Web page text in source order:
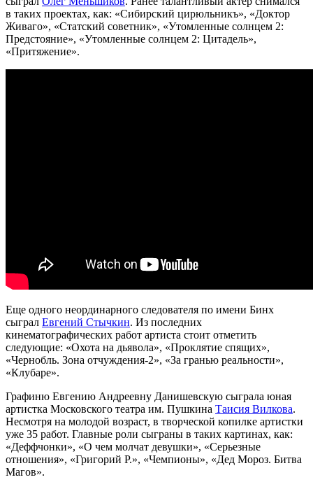
в таких проектах, как: «Сибирский цирюльникъ», «Доктор
Живаго», «Статский советник», «Утомленные солнцем 2:
Предстояние», «Утомленные солнцем 2: Цитадель»,
«Притяжение».
Еще одного неординарного следователя по имени Бинх
сыграл Евгений Стычкин. Из последних
кинематографических работ артиста стоит отметить
следующие: «Охота на дьявола», «Проклятие спящих»,
«Чернобль. Зона отчуждения-2», «За гранью реальности»,
«Клубаре».
Графиню Евгению Андреевну Данишевскую сыграла юная
артистка Московского театра им. Пушкина Таисия Вилкова.
Несмотря на молодой возраст, в творческой копилке артистки
уже 35 работ. Главные роли сыграны в таких картинах, как:
«Деффчонки», «О чем молчат девушки», «Серьезные
отношения», «Григорий Р.», «Чемпионы», «Дед Мороз. Битва
Магов».